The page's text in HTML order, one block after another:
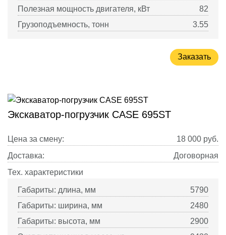
Полезная мощность двигателя, кВт
82
Грузоподъемность, тонн
3.55
Заказать
Экскаватор-погрузчик CASE 695ST
Цена за смену: 18 000 руб.
Доставка:
Договорная
Тех. характеристики
Габариты: длина, мм
5790
Габариты: ширина, мм
2480
Габариты: высота, мм
2900